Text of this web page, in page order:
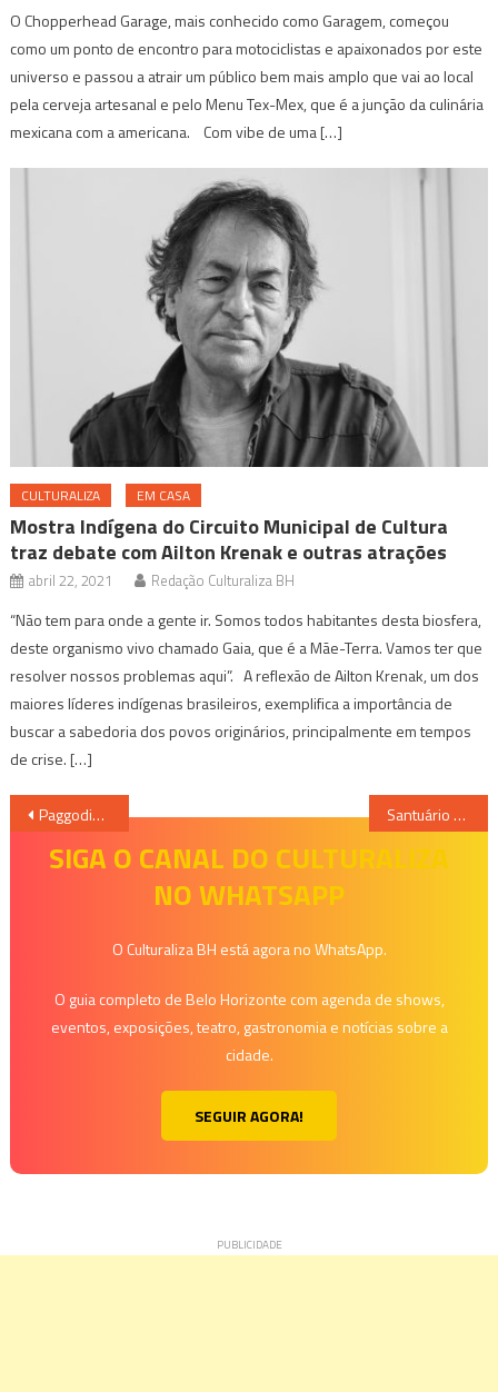
O Chopperhead Garage, mais conhecido como Garagem, começou
como um ponto de encontro para motociclistas e apaixonados por este
universo e passou a atrair um público bem mais amplo que vai ao local
pela cerveja artesanal e pelo Menu Tex-Mex, que é a junção da culinária
mexicana com a americana. Com vibe de uma […]
CULTURALIZA EM CASA
Mostra Indígena do Circuito Municipal de Cultura
traz debate com Ailton Krenak e outras atrações
abril 22, 2021 Redação Culturaliza BH
“Não tem para onde a gente ir. Somos todos habitantes desta biosfera,
deste organismo vivo chamado Gaia, que é a Mãe-Terra. Vamos ter que
resolver nossos problemas aqui”. A reflexão de Ailton Krenak, um dos
maiores líderes indígenas brasileiros, exemplifica a importância de
buscar a sabedoria dos povos originários, principalmente em tempos
de crise. […]
Navegação
Paggodin do Léo Santana anuncia o grupo Akatu como convidado especial Santuário do Caraça anuncia programação para a Semana Santa 2025
SIGA O CANAL DO CULTURALIZA
NO WHATSAPP
O Culturaliza BH está agora no WhatsApp.
O guia completo de Belo Horizonte com agenda de shows,
eventos, exposições, teatro, gastronomia e notícias sobre a
cidade.
SEGUIR AGORA!